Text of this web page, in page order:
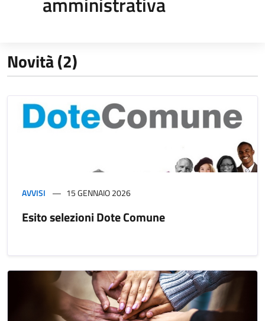
Novità (2)
AVVISI 15 GENNAIO 2026
Esito selezioni Dote Comune